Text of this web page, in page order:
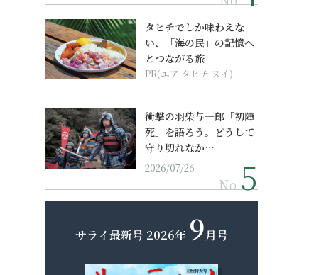
タヒチでしか味わえな
い、「海の民」の記憶へ
とつながる旅
PR(エア タヒチ ヌイ)
衝撃の羽柴与一郎「初陣
死」を語ろう。どうして
守り切れなか…
2026/07/26
No.
サライ最新号 2026年 9月号